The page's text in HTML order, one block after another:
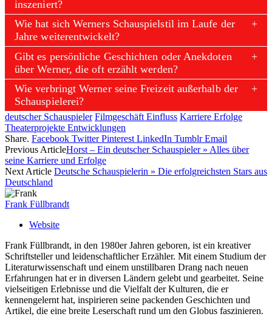
inszeniert?
Wie hat sich Werners Schauspielstil im Laufe der
Jahre weiterentwickelt?
Gibt es persönliche Geschichten oder Anekdoten
über Werner, die oft erzählt werden?
Wie verbringt Werner seine Freizeit außerhalb der
Schauspielerei?
deutscher Schauspieler Filmgeschäft Einfluss Karriere Erfolge
Theaterprojekte Entwicklungen
Share. Facebook Twitter Pinterest LinkedIn Tumblr Email
Previous ArticleHorst – Ein deutscher Schauspieler » Alles über
seine Karriere und Erfolge
Next Article Deutsche Schauspielerin » Die erfolgreichsten Stars aus
Deutschland
Frank Füllbrandt
Website
Frank Füllbrandt, in den 1980er Jahren geboren, ist ein kreativer
Schriftsteller und leidenschaftlicher Erzähler. Mit einem Studium der
Literaturwissenschaft und einem unstillbaren Drang nach neuen
Erfahrungen hat er in diversen Ländern gelebt und gearbeitet. Seine
vielseitigen Erlebnisse und die Vielfalt der Kulturen, die er
kennengelernt hat, inspirieren seine packenden Geschichten und
Artikel, die eine breite Leserschaft rund um den Globus faszinieren.